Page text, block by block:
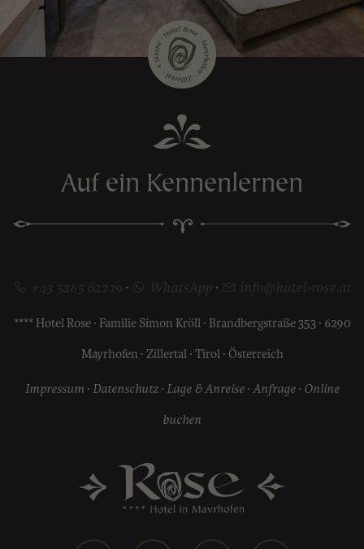
Auf ein Kennenlernen
+43 5285 62229 · WhatsApp · info@hotel-rose.at
**** Hotel Rose · Familie Simon Kröll · Brandbergstraße 353 · 6290
Mayrhofen · Zillertal · Tirol · Österreich
Impressum · Datenschutz· Lage & Anreise· Anfrage· Online
buchen